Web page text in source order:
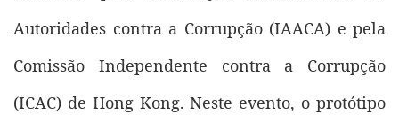
Autoridades contra a Corrupção (IAACA) e pela
Comissão Independente contra a Corrupção
(ICAC) de Hong Kong. Neste evento, o protótipo